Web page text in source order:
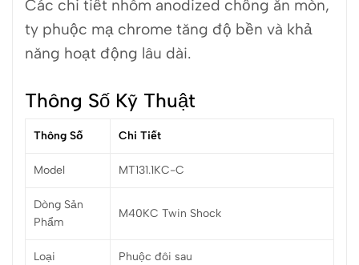
Các chi tiết nhôm anodized chống ăn mòn,
ty phuộc mạ chrome tăng độ bền và khả
năng hoạt động lâu dài.
Thông Số Kỹ Thuật
Thông Số Chi Tiết
Model MT131.1KC-C
Dòng Sản
Phẩm
M40KC Twin Shock
Loại Phuộc đôi sau